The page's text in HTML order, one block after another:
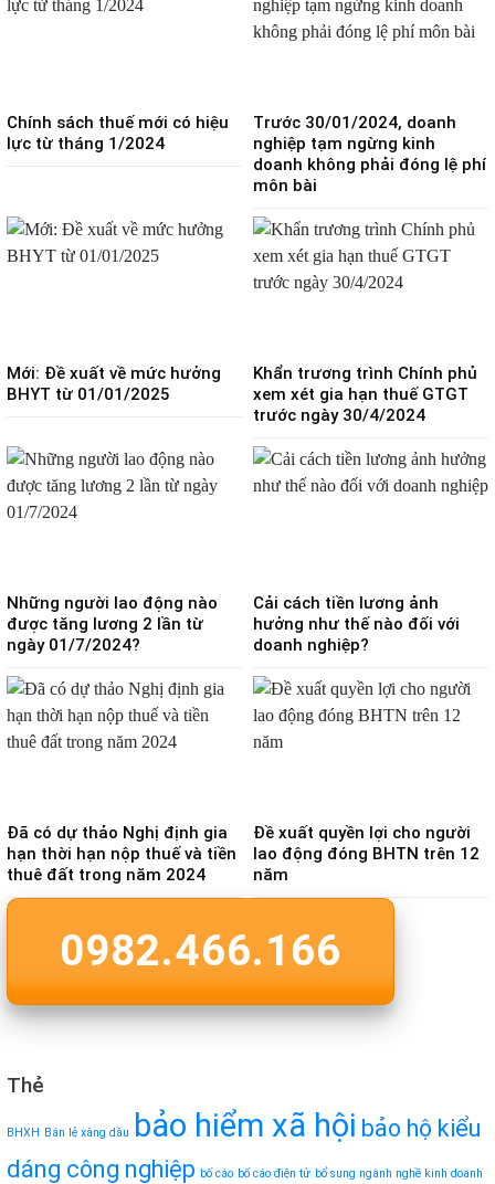
Chính sách thuế mới có hiệu
lực từ tháng 1/2024
Trước 30/01/2024, doanh
nghiệp tạm ngừng kinh
doanh không phải đóng lệ phí
môn bài
Mới: Đề xuất về mức hưởng
BHYT từ 01/01/2025
Khẩn trương trình Chính phủ
xem xét gia hạn thuế GTGT
trước ngày 30/4/2024
Những người lao động nào
được tăng lương 2 lần từ
ngày 01/7/2024?
Cải cách tiền lương ảnh
hưởng như thế nào đối với
doanh nghiệp?
Đã có dự thảo Nghị định gia
hạn thời hạn nộp thuế và tiền
thuê đất trong năm 2024
Đề xuất quyền lợi cho người
lao động đóng BHTN trên 12
năm
0982.466.166
Thẻ
BHXH Bán lẻ xăng dầu bảo hiểm xã hội bảo hộ kiểu
dáng công nghiệp bố cáo bố cáo điện tử bổ sung ngành nghề kinh doanh